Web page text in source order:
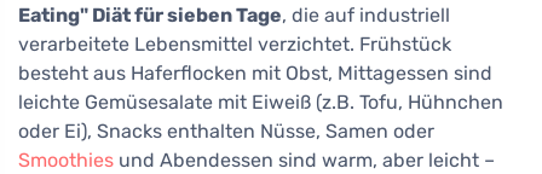
Eating" Diät für sieben Tage, die auf industriell
verarbeitete Lebensmittel verzichtet. Frühstück
besteht aus Haferflocken mit Obst, Mittagessen sind
leichte Gemüsesalate mit Eiweiß (z.B. Tofu, Hühnchen
oder Ei), Snacks enthalten Nüsse, Samen oder
Smoothies und Abendessen sind warm, aber leicht –